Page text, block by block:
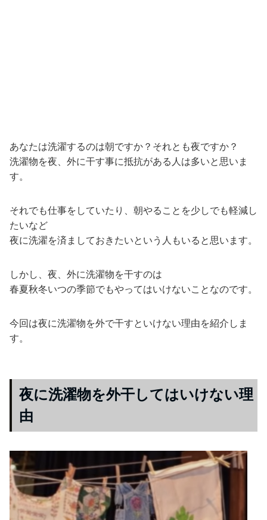
あなたは洗濯するのは朝ですか？それとも夜ですか？
洗濯物を夜、外に干す事に抵抗がある人は多いと思いま
す。
それでも仕事をしていたり、朝やることを少しでも軽減し
たいなど
夜に洗濯を済ましておきたいという人もいると思います。
しかし、夜、外に洗濯物を干すのは
春夏秋冬いつの季節でもやってはいけないことなのです。
今回は夜に洗濯物を外で干すといけない理由を紹介しま
す。
夜に洗濯物を外干してはいけない理
由